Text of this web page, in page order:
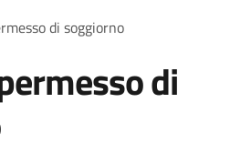
di soggiorno
di